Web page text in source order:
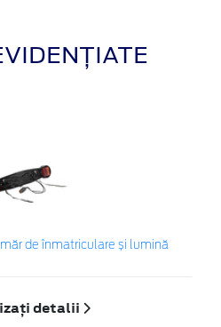
de înmatriculare și lumină
detalii